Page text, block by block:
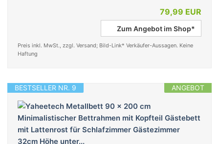
79,99 EUR
Zum Angebot im Shop*
Preis inkl. MwSt., zzgl. Versand; Bild-Link* Verkäufer-Aussagen. Keine
Haftung
ANGEBOT
BESTSELLER NR. 9